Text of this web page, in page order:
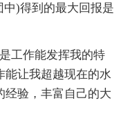
)得到的最大回报是
工作能发挥我的特
能让我超越现在的水
经验，丰富自己的大